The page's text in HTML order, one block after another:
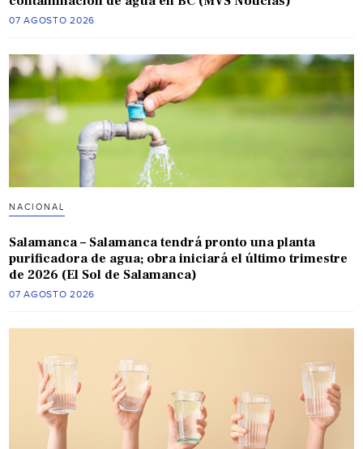
07 AGOSTO 2026
NACIONAL
Salamanca – Salamanca tendrá pronto una planta
purificadora de agua; obra iniciará el último trimestre
de 2026 (El Sol de Salamanca)
07 AGOSTO 2026